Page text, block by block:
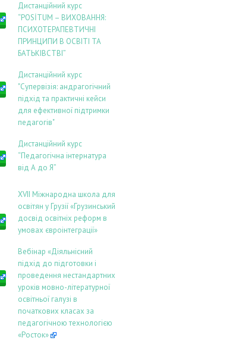
Дистанційний курс
“POSİTUM – ВИХОВАННЯ:
ПСИХОТЕРАПЕВТИЧНІ
ПРИНЦИПИ В ОСВІТІ ТА
БАТЬКІВСТВІ”
Дистанційний курс
"Супервізія: андрагогічний
підхід та практичні кейси
для ефективної підтримки
педагогів"
Дистанційний курс
“Педагогічна інтернатура
від А до Я”
ХVIІ Міжнародна школа для
освітян у Грузії «Грузинський
досвід освітніх реформ в
умовах євроінтеграції»
Вебінар «Діяльнісний
підхід до підготовки і
проведення нестандартних
уроків мовно-літературної
освітньої галузі в
початкових класах за
педагогічною технологією
«Росток»